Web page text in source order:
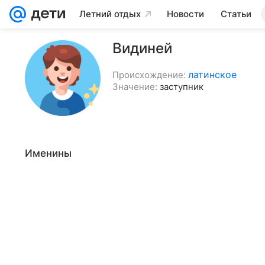
Летний отдых Новости Статьи
Видиней
Происхождение: латинское
Значение: заступник
Именины